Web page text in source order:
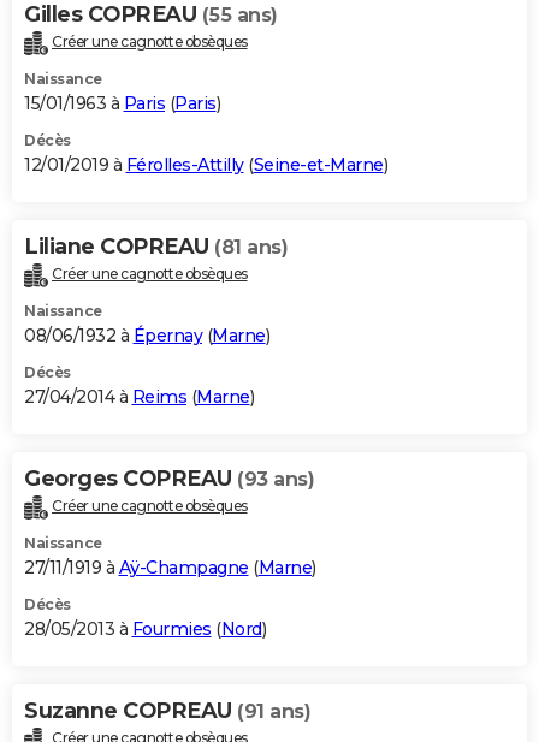
Gilles COPREAU (55 ans)
Créer une cagnotte obsèques
Naissance
15/01/1963 à Paris (Paris)
Décès
12/01/2019 à Férolles-Attilly(Seine-et-Marne)
Liliane COPREAU (81 ans)
Créer une cagnotte obsèques
Naissance
08/06/1932 à Épernay(Marne)
Décès
27/04/2014 à Reims (Marne)
Georges COPREAU (93 ans)
Créer une cagnotte obsèques
Naissance
27/11/1919 à Aÿ-Champagne (Marne)
Décès
28/05/2013 à Fourmies (Nord)
Suzanne COPREAU (91 ans)
Créer une cagnotte obsèques